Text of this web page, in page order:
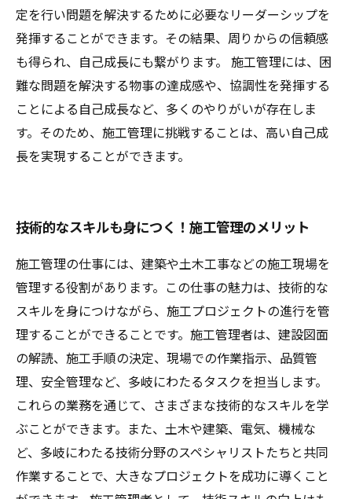
定を行い問題を解決するために必要なリーダーシップを
発揮することができます。その結果、周りからの信頼感
も得られ、自己成長にも繋がります。 施工管理には、困
難な問題を解決する物事の達成感や、協調性を発揮する
ことによる自己成長など、多くのやりがいが存在しま
す。そのため、施工管理に挑戦することは、高い自己成
長を実現することができます。
技術的なスキルも身につく！施工管理のメリット
施工管理の仕事には、建築や土木工事などの施工現場を
管理する役割があります。この仕事の魅力は、技術的な
スキルを身につけながら、施工プロジェクトの進行を管
理することができることです。施工管理者は、建設図面
の解読、施工手順の決定、現場での作業指示、品質管
理、安全管理など、多岐にわたるタスクを担当します。
これらの業務を通じて、さまざまな技術的なスキルを学
ぶことができます。また、土木や建築、電気、機械な
ど、多岐にわたる技術分野のスペシャリストたちと共同
作業することで、大きなプロジェクトを成功に導くこと